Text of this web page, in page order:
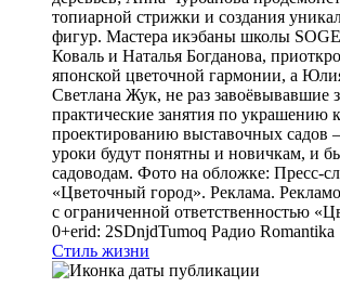
топиарной стрижки и создания
фигур. Мастера икэбаны школы
Коваль и Наталья Богданова,
японской цветочной гармонии, а
Светлана Жук, не раз завоёвывавшие
практические занятия по украшению
проектированию выставочных
уроки будут понятны и новичкам, и
садоводам. Фото на обложке: Пресс-
«Цветочный город». Реклама.
с ограниченной ответственностью
0+erid: 2SDnjdTumoq Радио Romantika
Стиль жизни